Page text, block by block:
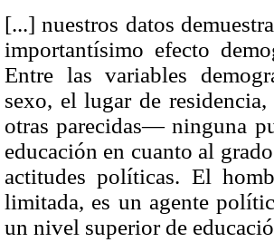
[...] nuestros datos
importantísimo efecto
Entre las variables
sexo, el lugar de
otras parecidas— ninguna
educación en cuanto al
actitudes políticas. El
limitada, es un agente
un nivel superior de